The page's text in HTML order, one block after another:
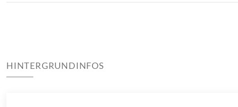
HINTERGRUNDINFOS